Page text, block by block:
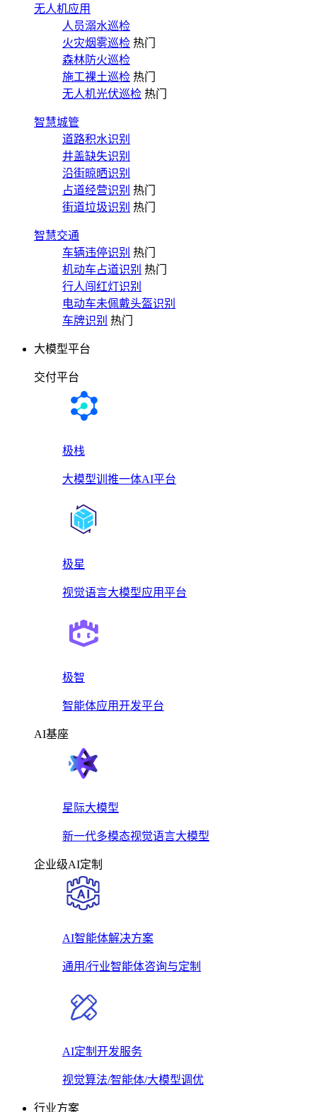
无人机应用
人员溺水巡检
火灾烟雾巡检 热门
森林防火巡检
施工裸土巡检 热门
无人机光伏巡检 热门
智慧城管
道路积水识别
井盖缺失识别
沿街晾晒识别
占道经营识别 热门
街道垃圾识别 热门
智慧交通
车辆违停识别 热门
机动车占道识别 热门
行人闯红灯识别
电动车未佩戴头盔识别
车牌识别 热门
大模型平台
交付平台
极栈
大模型训推一体AI平台
极星
视觉语言大模型应用平台
极智
智能体应用开发平台
AI基座
星际大模型
新一代多模态视觉语言大模型
企业级AI定制
AI智能体解决方案
通用/行业智能体咨询与定制
AI定制开发服务
视觉算法/智能体/大模型调优
行业方案